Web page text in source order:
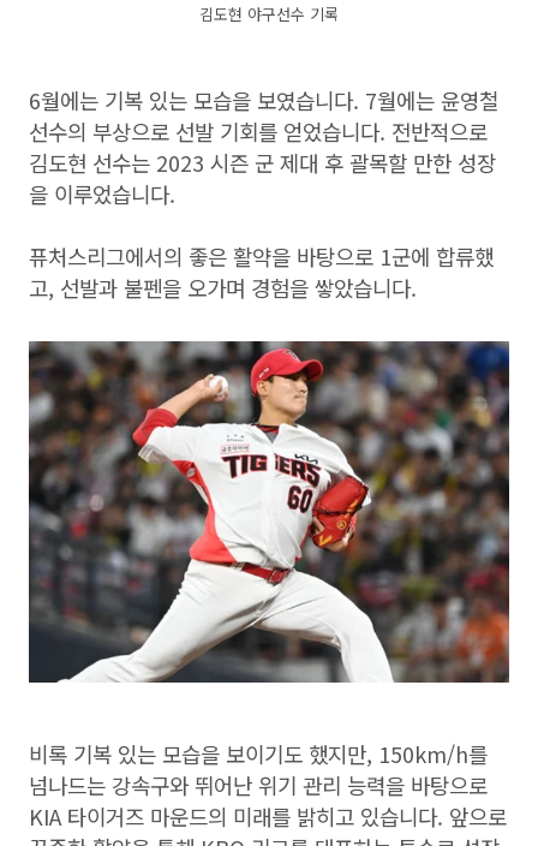
김도현 야구선수 기록
6월에는 기복 있는 모습을 보였습니다. 7월에는 윤영철
선수의 부상으로 선발 기회를 얻었습니다. 전반적으로
김도현 선수는 2023 시즌 군 제대 후 괄목할 만한 성장
을 이루었습니다.
퓨처스리그에서의 좋은 활약을 바탕으로 1군에 합류했
고, 선발과 불펜을 오가며 경험을 쌓았습니다.
비록 기복 있는 모습을 보이기도 했지만, 150km/h를
넘나드는 강속구와 뛰어난 위기 관리 능력을 바탕으로
KIA 타이거즈 마운드의 미래를 밝히고 있습니다. 앞으로